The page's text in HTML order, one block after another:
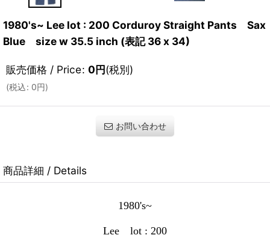
1980's~ Lee lot : 200 Corduroy Straight Pants Sax
Blue size w 35.5 inch (表記 36 x 34)
販売価格 / Price: 0円(税別)
(税込: 0円)
お問い合わせ
商品詳細 / Details
1980's~
Lee lot : 200